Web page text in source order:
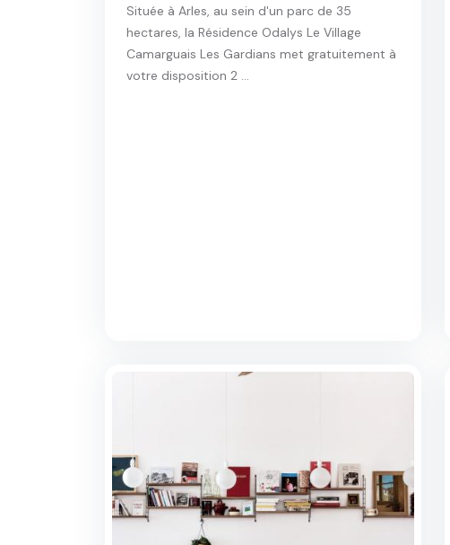
Située à Arles, au sein d'un parc de 35
hectares, la Résidence Odalys Le Village
Camarguais Les Gardians met gratuitement à
votre disposition 2 ...